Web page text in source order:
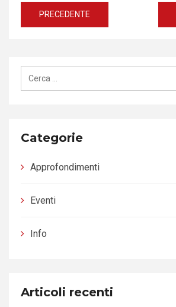
Navigazione
articoli
PRECEDENTE
Ricerca
Categorie
Approfondimenti
Eventi
Info
Articoli recenti